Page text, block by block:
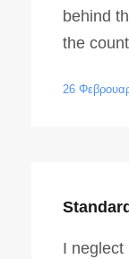
behind
the
26
I neglect